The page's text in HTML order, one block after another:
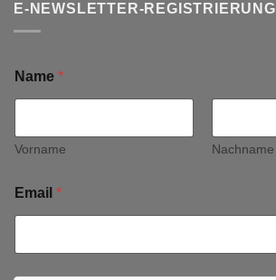
E-NEWSLETTER-REGISTRIERUNG
Name *
Vorname Nachname
Email *